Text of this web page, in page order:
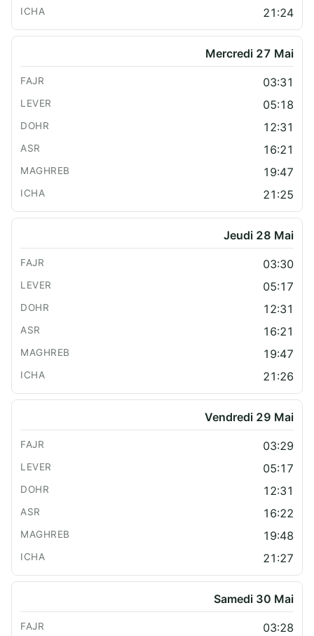
21:24
Mercredi 27 Mai
03:31
05:18
12:31
16:21
19:47
21:25
Jeudi 28 Mai
03:30
05:17
12:31
16:21
19:47
21:26
Vendredi 29 Mai
03:29
05:17
12:31
16:22
19:48
21:27
Samedi 30 Mai
03:28